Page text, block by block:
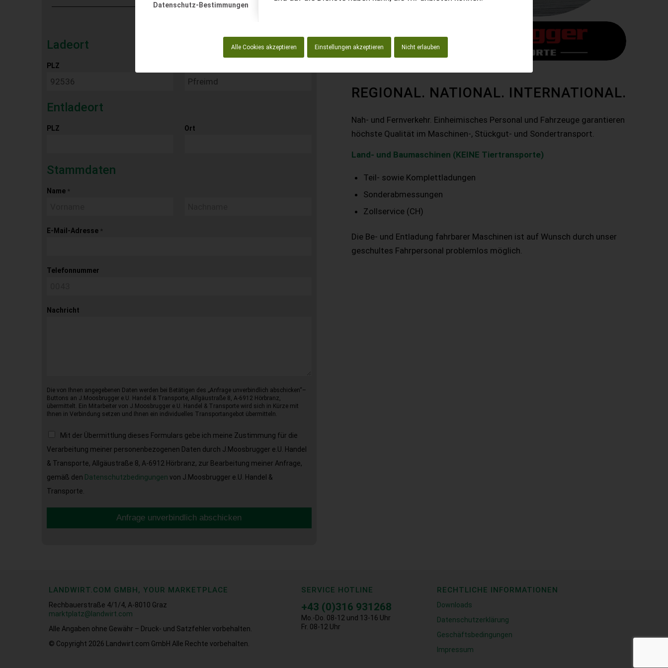
Datenschutz-Bestimmungen
Alle Cookies akzeptieren Einstellungen akzeptieren Nicht erlauben
Ladeort
PLZ
Entladeort
PLZ Ort
Stammdaten
Name *
E-Mail-Adresse *
Telefonnummer
Nachricht
Die von Ihnen angegebenen Daten werden bei Betätigen des „Anfrage unverbindlich abschicken“–
Buttons an J.Moosbrugger e.U. Handel & Transporte, Allgäustraße 8, A-6912 Hörbranz,
übermittelt. Ein Mitarbeiter von J.Moosbrugger e.U. Handel & Transporte wird sich in Kürze mit
Ihnen in Verbindung setzen und Ihnen ein individuelles Transportangebot übermitteln.
Mit der Übermittlung dieses Formulars gebe ich meine Zustimmung für die
Verarbeitung meiner personenbezogenen Daten durch J.Moosbrugger e.U. Handel
& Transporte, Allgäustraße 8, A-6912 Hörbranz, zur Bearbeitung meiner Anfrage,
gemäß den Datenschutzbedingungen von J.Moosbrugger e.U. Handel &
Transporte.
Anfrage unverbindlich abschicken
REGIONAL. NATIONAL. INTERNATIONAL.
Nah- und Fernverkehr. Einheimisches Personal und Fahrzeuge garantieren
höchste Qualität im Maschinen-, Stückgut- und Sondertransport.
Land- und Baumaschinen (KEINE Tiertransporte)
Teil- sowie Komplettladungen
Sonderabmessungen
Zollservice (CH)
Die Be- und Entladung fahrbarer Maschinen ist auf Wunsch durch unser
geschultes Fahrpersonal problemlos möglich.
LANDWIRT.COM GMBH, YOUR MARKETPLACE
Rechbauerstraße 4/1/4, A-8010 Graz
marktplatz@landwirt.com
Alle Angaben ohne Gewähr – Druck- und Satzfehler vorbehalten.
© Copyright 2026
Landwirt.com GmbH Alle Rechte vorbehalten.
SERVICE HOTLINE
+43 (0)316 931268
Mo.-Do. 08-12 und 13-16 Uhr
Fr. 08-12 Uhr
RECHTLICHE INFORMATIONEN
Downloads
Datenschutzerklärung
Geschäftsbedingungen
Impressum